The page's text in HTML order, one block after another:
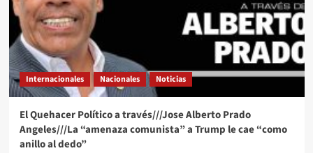
Internacionales Nacionales Noticias
El Quehacer Político a través///Jose Alberto Prado
Angeles///La “amenaza comunista” a Trump le cae “como
anillo al dedo”